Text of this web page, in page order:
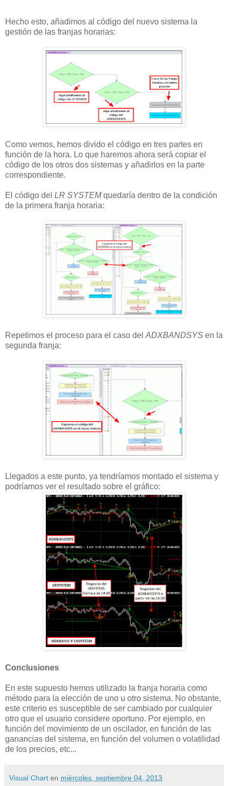
Hecho esto, añadimos al código del nuevo sistema la
gestión de las franjas horarias:
Como vemos, hemos divido el código en tres partes en
función de la hora. Lo que haremos ahora será copiar el
código de los otros dos sistemas y añadirlos en la parte
correspondiente.
El código del LR SYSTEMquedaría dentro de la condición
de la primera franja horaria:
Repetimos el proceso para el caso del ADXBANDSYS en la
segunda franja:
Llegados a este punto, ya tendríamos montado el sistema y
podríamos ver el resultado sobre el gráfico:
Conclusiones
En este supuesto hemos utilizado la franja horaria como
método para la elección de uno u otro sistema. No obstante,
este criterio es susceptible de ser cambiado por cualquier
otro que el usuario considere oportuno. Por ejemplo, en
función del movimiento de un oscilador, en función de las
ganancias del sistema, en función del volumen o volatilidad
de los precios, etc...
Visual Chart en miércoles, septiembre 04, 2013